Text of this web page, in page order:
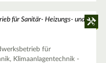
für Sanitär- Heizungs- und
für
Klimaanlagentechnik -